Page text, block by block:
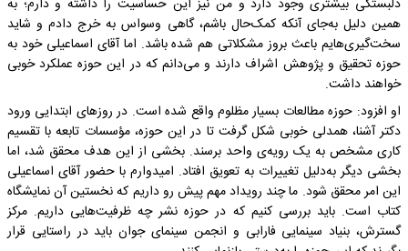
دلبستگی بیشتری وجود دارد و من نیز این حساسیت را داشته و دارم؛ به
همین دلیل به‌جای آنکه کمک‌حال باشم، گاهی وسواس به خرج دادم و شاید
سخت‌گیری‌هایم باعث بروز مشکلاتی هم شده باشد. اما آقای اسماعیلی خود به
حوزه تحقیق و پژوهش اشراف دارند و می‌دانم که در این حوزه عملکرد خوبی
خواهند داشت.
او افزود: حوزه مطالعات بسیار مظلوم واقع شده است. در روزهای ابتدایی ورود
دکتر آشنا، همدلی خوبی شکل گرفت تا در این حوزه، مؤسسات تابعه با تقسیم
کاری مشخص به یک رویه‌ی واحد برسند. بخشی از این هدف محقق شد، اما
بخشی دیگر به‌دلیل تغییرات به تعویق افتاد. امیدوارم با حضور آقای اسماعیلی
این امر محقق شود. ما چند رویداد مهم پیش رو داریم که نخستین آن نمایشگاه
کتاب است. باید بررسی کنیم که در حوزه نشر چه ظرفیت‌هایی داریم. مرکز
گسترش، بنیاد سینمایی فارابی و انجمن سینمای جوان باید در راستایی قرار